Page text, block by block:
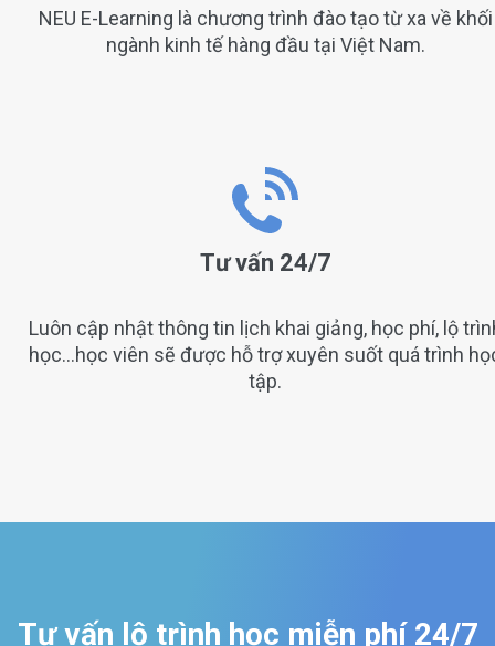
NEU E-Learning là chương trình đào tạo từ xa về khối
ngành kinh tế hàng đầu tại Việt Nam.
Tư vấn 24/7
Luôn cập nhật thông tin lịch khai giảng, học phí, lộ
học…học viên sẽ được hỗ trợ xuyên suốt quá trình
tập.
Tư vấn lộ trình học miễn phí 24/7